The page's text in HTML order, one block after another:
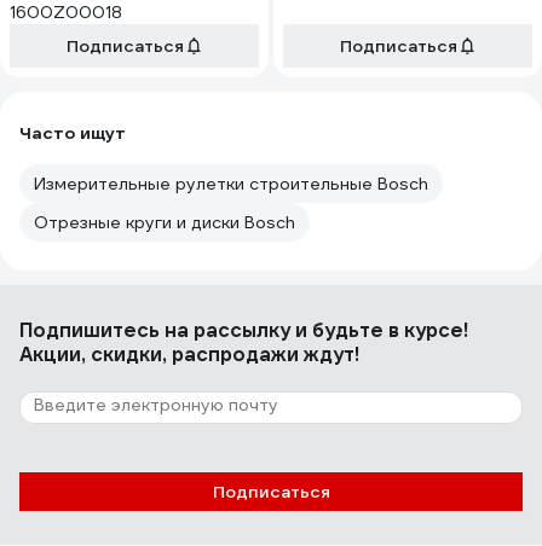
1600Z00018
Подписаться
Подписаться
Часто ищут
Измерительные рулетки строительные Bosch
Отрезные круги и диски Bosch
Подпишитесь на рассылкуи будьте в курсе!
Акции, скидки, распродажи ждут!
Подписаться